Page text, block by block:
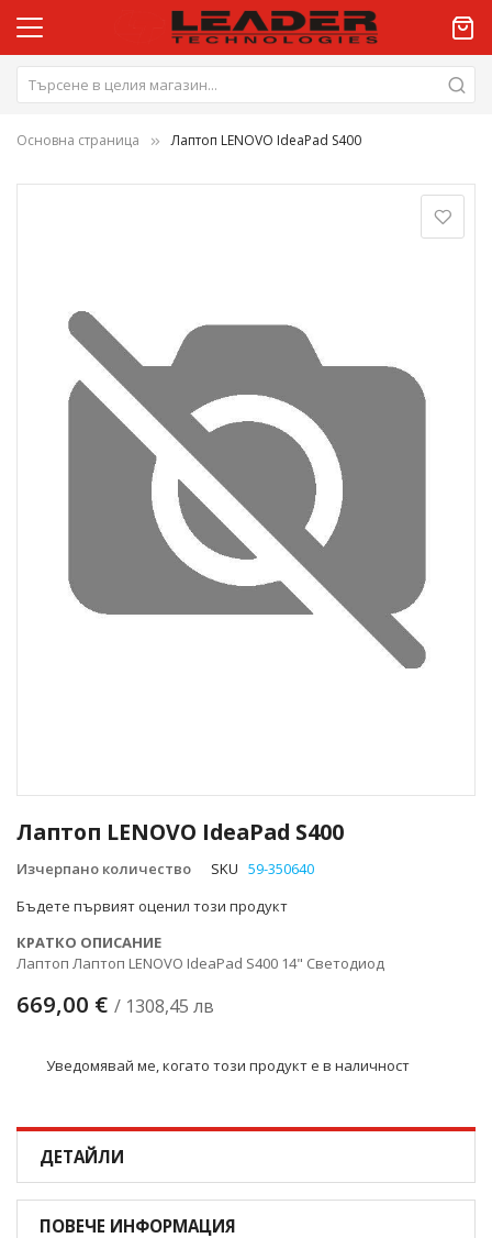
Основна страница Лаптоп LENOVO IdeaPad S400
Лаптоп LENOVO IdeaPad S400
Изчерпано количество SKU 59-350640
Бъдете първият оценил този продукт
КРАТКО ОПИСАНИЕ
Лаптоп Лаптоп LENOVO IdeaPad S400 14" Светодиод
669,00 € / 1308,45 лв
Уведомявай ме, когато този продукт е в наличност
изображенията
към
началото
на
със
ДЕТАЙЛИ
ПОВЕЧЕ ИНФОРМАЦИЯ